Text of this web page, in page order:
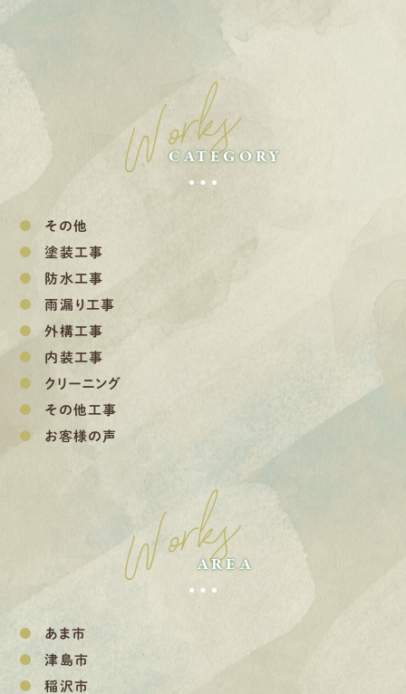
Works
CATEGORY
その他
塗装工事
防水工事
雨漏り工事
外構工事
内装工事
クリーニング
その他工事
お客様の声
Works
AREA
あま市
津島市
稲沢市